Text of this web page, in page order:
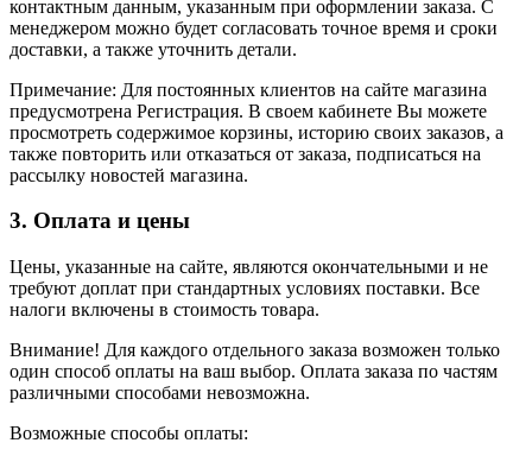
контактным данным, указанным при оформлении заказа. С
менеджером можно будет согласовать точное время и сроки
доставки, а также уточнить детали.
Примечание: Для постоянных клиентов на сайте магазина
предусмотрена Регистрация. В своем кабинете Вы можете
просмотреть содержимое корзины, историю своих заказов, а
также повторить или отказаться от заказа, подписаться на
рассылку новостей магазина.
3. Оплата и цены
Цены, указанные на сайте, являются окончательными и не
требуют доплат при стандартных условиях поставки. Все
налоги включены в стоимость товара.
Внимание! Для каждого отдельного заказа возможен только
один способ оплаты на ваш выбор. Оплата заказа по частям
различными способами невозможна.
Возможные способы оплаты: